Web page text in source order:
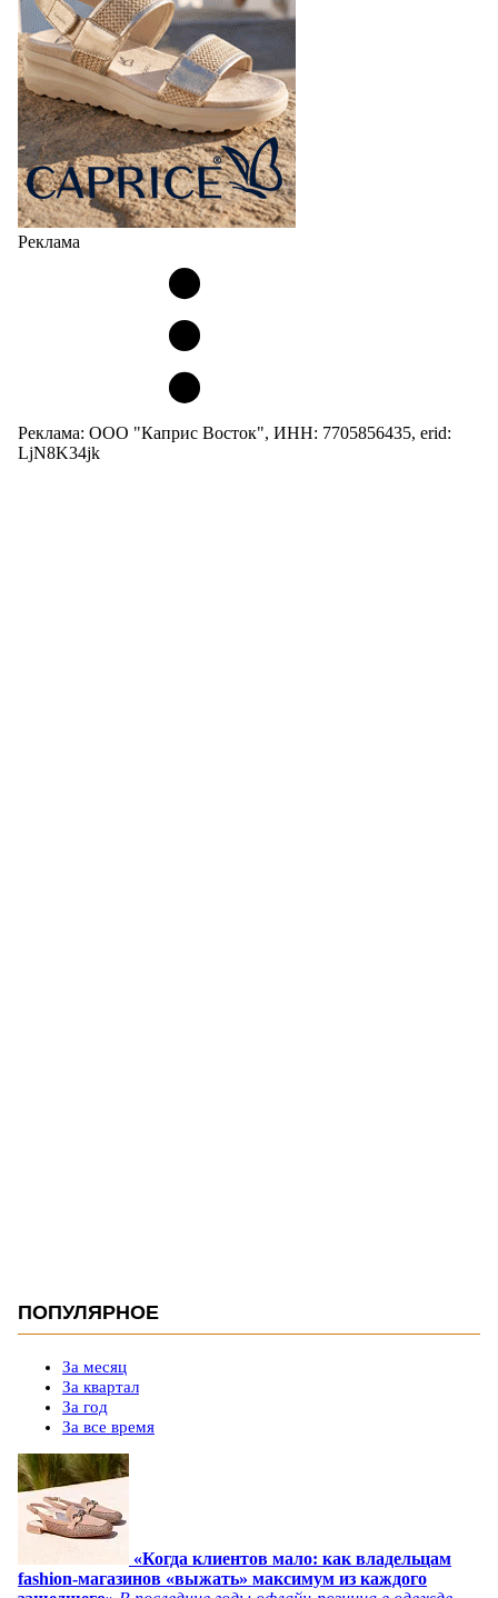
Реклама
Реклама: ООО "Каприс Восток", ИНН: 7705856435, erid:
LjN8K34jk
ПОПУЛЯРНОЕ
За месяц
За квартал
За год
За все время
«Когда клиентов мало: как владельцам
fashion-магазинов «выжать» максимум из каждого